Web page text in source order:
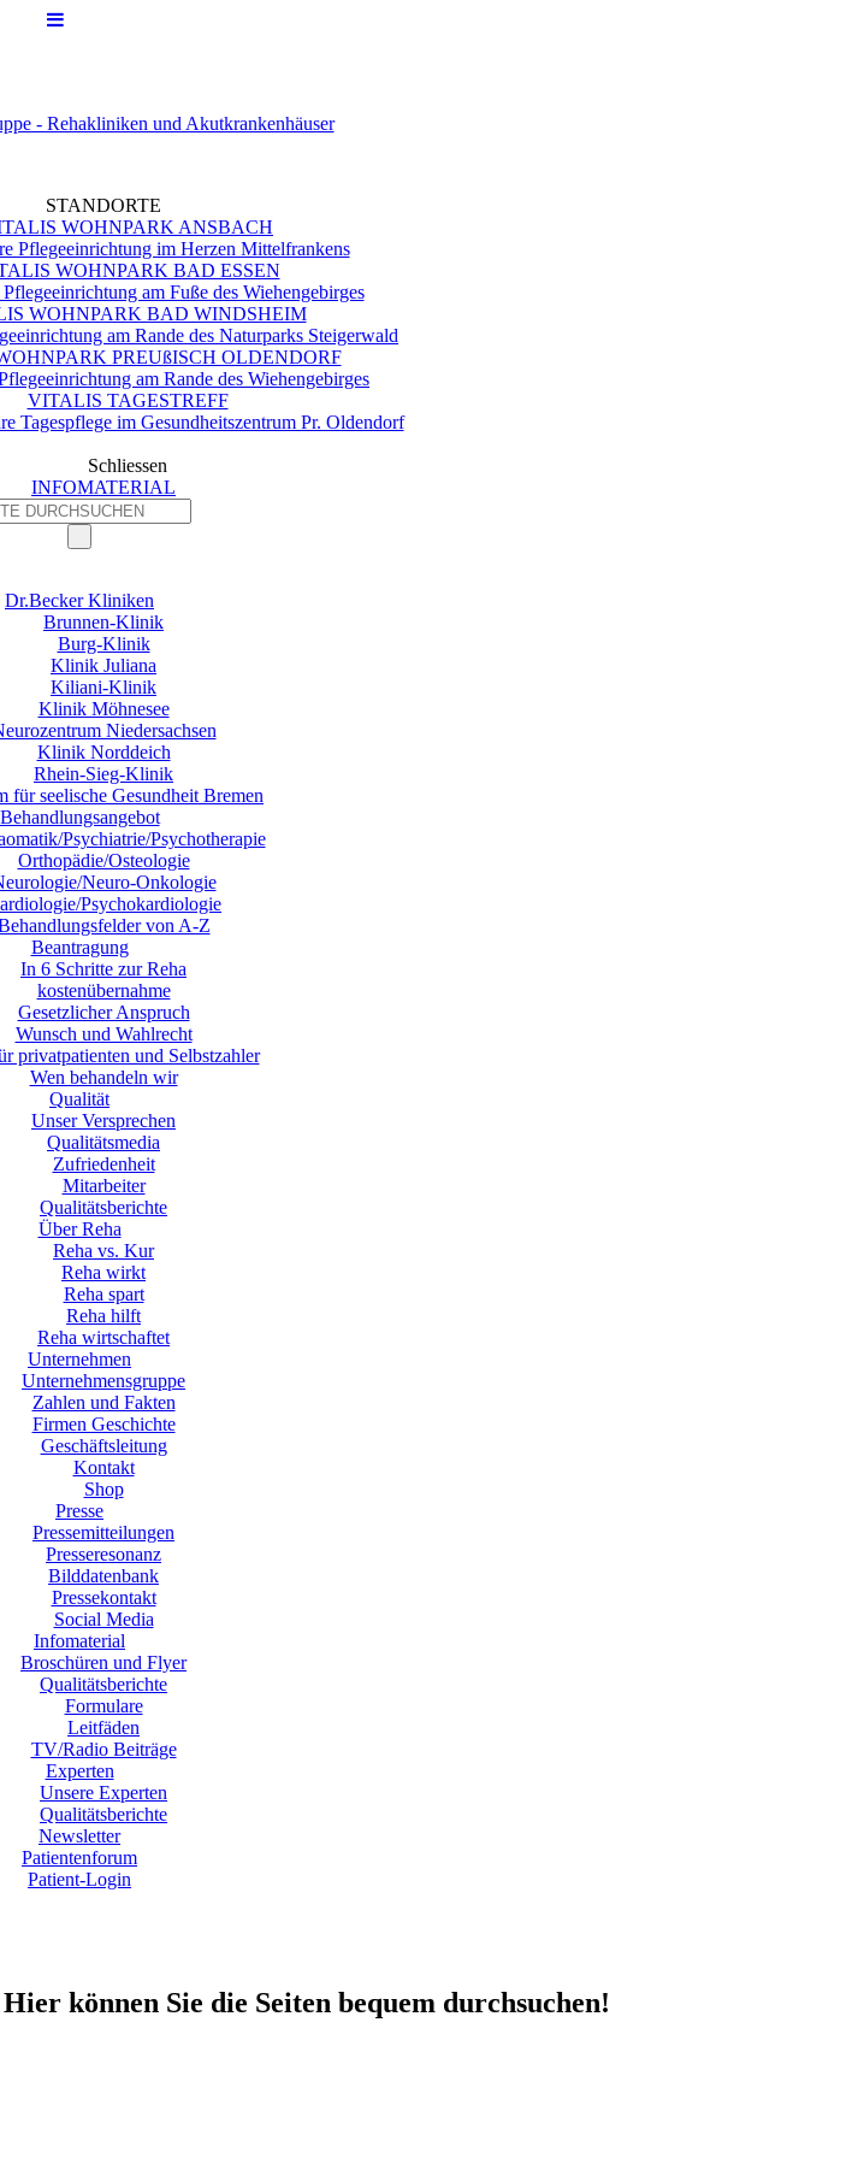
STANDORTE
WOHNPARK ANSBACH
Pflegeeinrichtung im Herzen Mittelfrankens
WOHNPARK BAD ESSEN
am Fuße des Wiehengebirges
WOHNPARK BAD WINDSHEIM
am Rande des Naturparks Steigerwald
PREUßISCH OLDENDORF
am Rande des Wiehengebirges
VITALIS TAGESTREFF
Tagespflege im Gesundheitszentrum Pr. Oldendorf
Schliessen
INFOMATERIAL
Dr.Becker Kliniken
Brunnen-Klinik
Burg-Klinik
Klinik Juliana
Kiliani-Klinik
Klinik Möhnesee
Niedersachsen
Klinik Norddeich
Rhein-Sieg-Klinik
für seelische Gesundheit Bremen
Behandlungsangebot
Psychiatrie/Psychotherapie
Orthopädie/Osteologie
Neuro-Onkologie
Psychokardiologie
von A-Z
Beantragung
In 6 Schritte zur Reha
kostenübernahme
Gesetzlicher Anspruch
Wunsch und Wahlrecht
privatpatienten und Selbstzahler
Wen behandeln wir
Qualität
Unser Versprechen
Qualitätsmedia
Zufriedenheit
Mitarbeiter
Qualitätsberichte
Über Reha
Reha vs. Kur
Reha wirkt
Reha spart
Reha hilft
Reha wirtschaftet
Unternehmen
Unternehmensgruppe
Zahlen und Fakten
Firmen Geschichte
Geschäftsleitung
Kontakt
Shop
Presse
Pressemitteilungen
Presseresonanz
Bilddatenbank
Pressekontakt
Social Media
Infomaterial
Broschüren und Flyer
Qualitätsberichte
Formulare
Leitfäden
TV/Radio Beiträge
Experten
Unsere Experten
Qualitätsberichte
Newsletter
Patientenforum
Patient-Login
können Sie die Seiten bequem durchsuchen!